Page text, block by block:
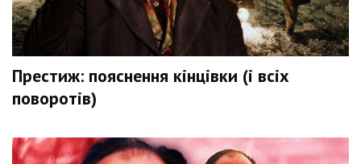
Престиж: пояснення кінцівки (і всіх
поворотів)